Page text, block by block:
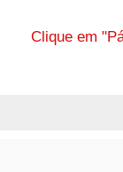
Clique em